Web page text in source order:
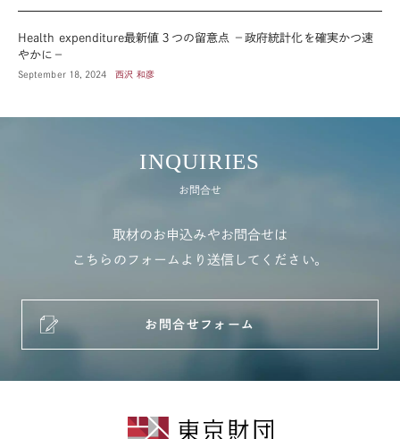
Health expenditure最新値３つの留意点 －政府統計化を確実かつ速
やかに－
September 18, 2024 西沢 和彦
INQUIRIES
お問合せ
取材のお申込みやお問合せは
こちらのフォームより送信してください。
お問合せフォーム